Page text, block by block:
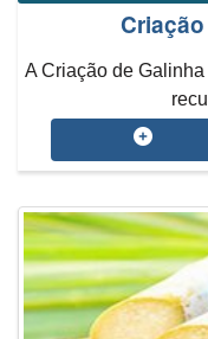
A Criação de